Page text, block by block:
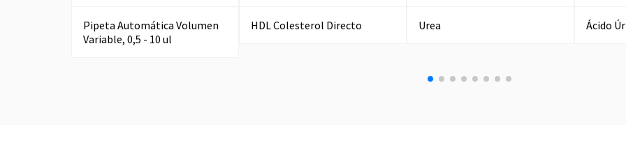
Pipeta Automática Volumen
Variable, 0,5 - 10 ul
HDL Colesterol Directo Urea Ácido